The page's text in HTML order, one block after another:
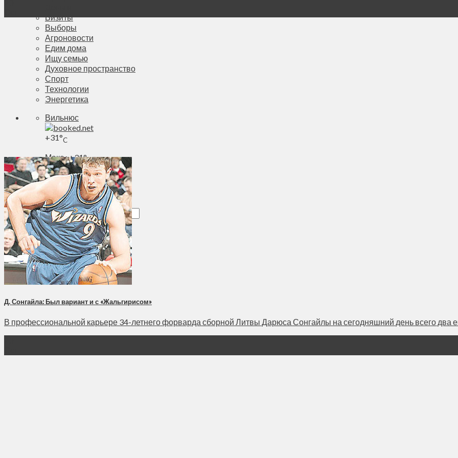
Визиты
Выборы
Агроновости
Едим дома
Ищу семью
Духовное пространство
Спорт
Технологии
Энергетика
Вильнюс
+31°C
Макс.:+31°
Мин.:+21°
Чт, 06.08.2026
Д. Сонгайла: Был вариант и с «Жальгирисом»
В профессиональной карьере 34-летнего форварда сборной Литвы Дарюса Сонгайлы на сегодняшний день всего два